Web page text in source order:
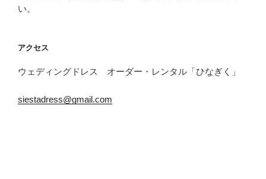
ョ
い。
アクセス
ウェディングドレス オーダー・レンタル「ひなぎく」
siestadress@gmail.com